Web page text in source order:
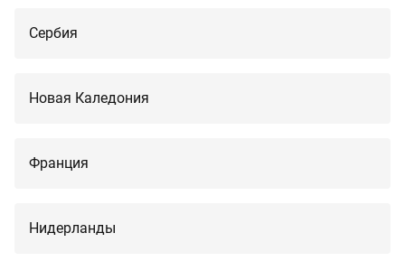
Сербия
Новая Каледония
Франция
Нидерланды